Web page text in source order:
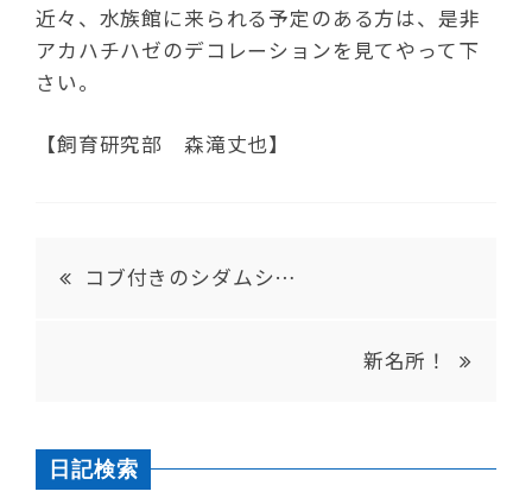
近々、水族館に来られる予定のある方は、是非
アカハチハゼのデコレーションを見てやって下
さい。
【飼育研究部 森滝丈也】
コブ付きのシダムシ…
新名所！
日記検索